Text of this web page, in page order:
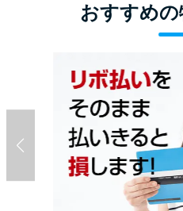
おすすめ